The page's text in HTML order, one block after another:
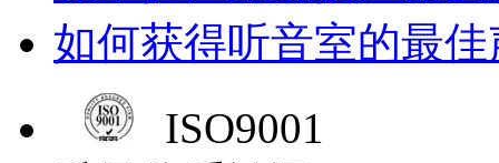
如何获得听音室的最佳
ISO9001